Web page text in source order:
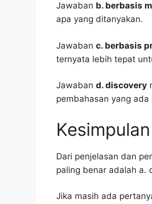
Jawaban b. berbasis
apa yang ditanyakan.
Jawaban c. berbasis
ternyata lebih tepat
Jawaban d. discovery
pembahasan yang
Kesimpulan
Dari penjelasan dan
paling benar adalah a.
Jika masih ada